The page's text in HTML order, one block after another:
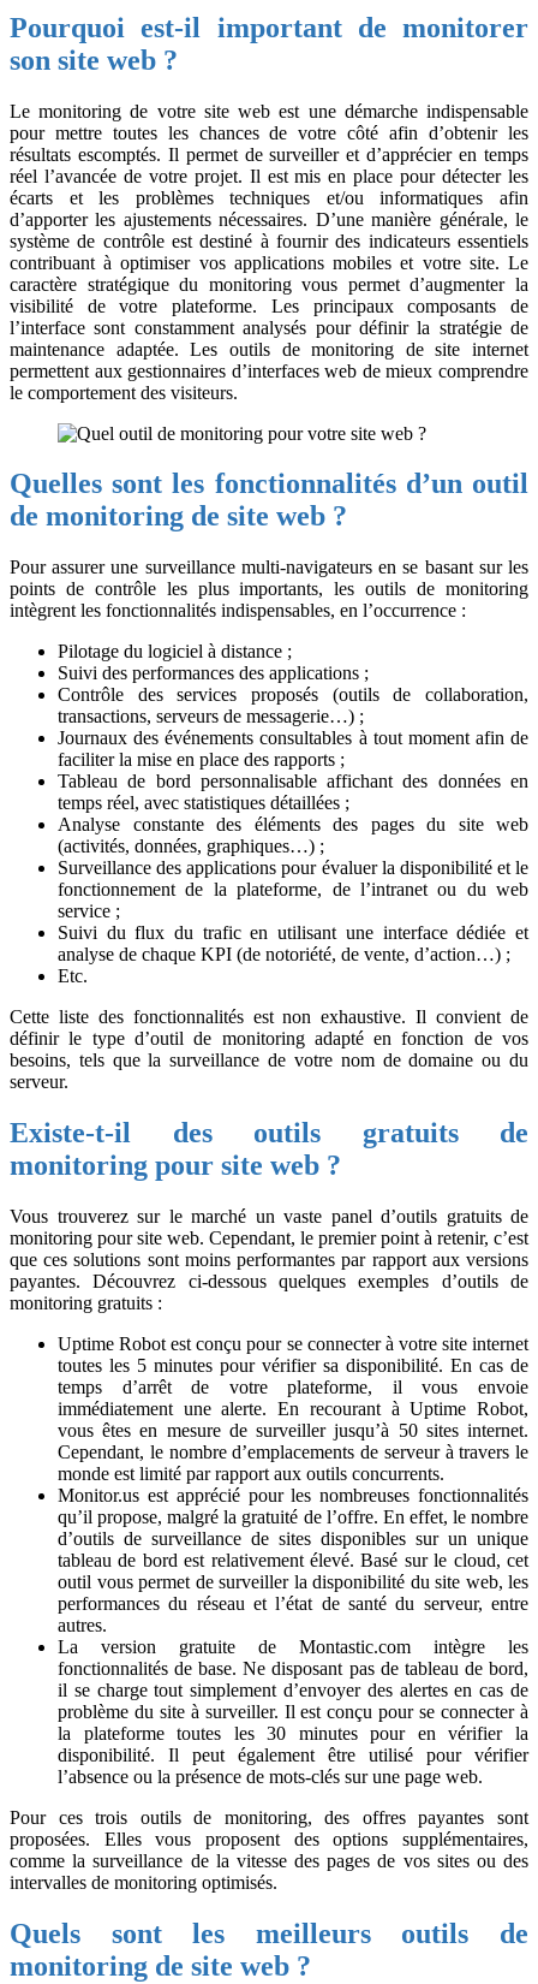
Pourquoi est-il important de monitorer
son site web ?
Le monitoring de votre site web est une démarche indispensable
pour mettre toutes les chances de votre côté afin d’obtenir les
résultats escomptés. Il permet de surveiller et d’apprécier en temps
réel l’avancée de votre projet. Il est mis en place pour détecter les
écarts et les problèmes techniques et/ou informatiques afin
d’apporter les ajustements nécessaires. D’une manière générale, le
système de contrôle est destiné à fournir des indicateurs essentiels
contribuant à optimiser vos applications mobiles et votre site. Le
caractère stratégique du monitoring vous permet d’augmenter la
visibilité de votre plateforme. Les principaux composants de
l’interface sont constamment analysés pour définir la stratégie de
maintenance adaptée. Les outils de monitoring de site internet
permettent aux gestionnaires d’interfaces web de mieux comprendre
le comportement des visiteurs.
Quelles sont les fonctionnalités d’un outil
de monitoring de site web ?
Pour assurer une surveillance multi-navigateurs en se basant sur les
points de contrôle les plus importants, les outils de monitoring
intègrent les fonctionnalités indispensables, en l’occurrence :
Pilotage du logiciel à distance ;
Suivi des performances des applications ;
Contrôle des services proposés (outils de collaboration,
transactions, serveurs de messagerie…) ;
Journaux des événements consultables à tout moment afin de
faciliter la mise en place des rapports ;
Tableau de bord personnalisable affichant des données en
temps réel, avec statistiques détaillées ;
Analyse constante des éléments des pages du site web
(activités, données, graphiques…) ;
Surveillance des applications pour évaluer la disponibilité et le
fonctionnement de la plateforme, de l’intranet ou du web
service ;
Suivi du flux du trafic en utilisant une interface dédiée et
analyse de chaque KPI (de notoriété, de vente, d’action…) ;
Etc.
Cette liste des fonctionnalités est non exhaustive. Il convient de
définir le type d’outil de monitoring adapté en fonction de vos
besoins, tels que la surveillance de votre nom de domaine ou du
serveur.
Existe-t-il des outils gratuits de
monitoring pour site web ?
Vous trouverez sur le marché un vaste panel d’outils gratuits de
monitoring pour site web. Cependant, le premier point à retenir, c’est
que ces solutions sont moins performantes par rapport aux versions
payantes. Découvrez ci-dessous quelques exemples d’outils de
monitoring gratuits :
Uptime Robot est conçu pour se connecter à votre site internet
toutes les 5 minutes pour vérifier sa disponibilité. En cas de
temps d’arrêt de votre plateforme, il vous envoie
immédiatement une alerte. En recourant à Uptime Robot,
vous êtes en mesure de surveiller jusqu’à 50 sites internet.
Cependant, le nombre d’emplacements de serveur à travers le
monde est limité par rapport aux outils concurrents.
Monitor.us est apprécié pour les nombreuses fonctionnalités
qu’il propose, malgré la gratuité de l’offre. En effet, le nombre
d’outils de surveillance de sites disponibles sur un unique
tableau de bord est relativement élevé. Basé sur le cloud, cet
outil vous permet de surveiller la disponibilité du site web, les
performances du réseau et l’état de santé du serveur, entre
autres.
La version gratuite de Montastic.com intègre les
fonctionnalités de base. Ne disposant pas de tableau de bord,
il se charge tout simplement d’envoyer des alertes en cas de
problème du site à surveiller. Il est conçu pour se connecter à
la plateforme toutes les 30 minutes pour en vérifier la
disponibilité. Il peut également être utilisé pour vérifier
l’absence ou la présence de mots-clés sur une page web.
Pour ces trois outils de monitoring, des offres payantes sont
proposées. Elles vous proposent des options supplémentaires,
comme la surveillance de la vitesse des pages de vos sites ou des
intervalles de monitoring optimisés.
Quels sont les meilleurs outils de
monitoring de site web ?